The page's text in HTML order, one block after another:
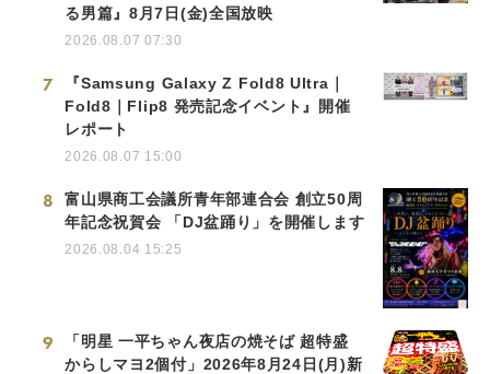
る男篇』8月7日(金)全国放映
2026.08.07 07:30
7
『Samsung Galaxy Z Fold8 Ultra｜
Fold8｜Flip8 発売記念イベント』開催
レポート
2026.08.07 15:00
8
富山県商工会議所青年部連合会 創立50周
年記念祝賀会 「DJ盆踊り」を開催します
2026.08.04 15:25
9
「明星 一平ちゃん夜店の焼そば 超特盛
からしマヨ2個付」2026年8月24日(月)新